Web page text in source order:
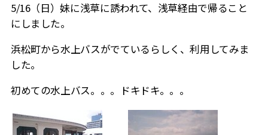
5/16（日）妹に浅草に誘われて、浅草経由で帰ること
にしました。
浜松町から水上バスがでているらしく、利用してみま
した。
初めての水上バス。。。ドキドキ。。。